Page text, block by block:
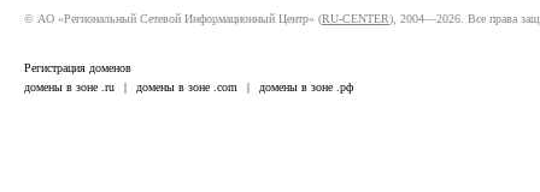
© АО «Региональный Сетевой Информационный Центр» (RU-CENTER), 2004—2026. Все права
Регистрация доменов
домены в зоне .ru
| домены в зоне .com | домены в зоне .рф